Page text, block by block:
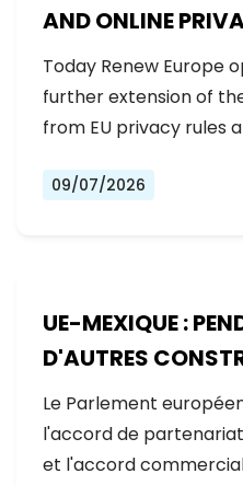
AND ONLINE
Today Renew Europe
further extension of
from EU privacy rules
09/07/2026
UE-MEXIQUE :
D'AUTRES
L'EUROPE
Le Parlement
l'accord de
et l'accord